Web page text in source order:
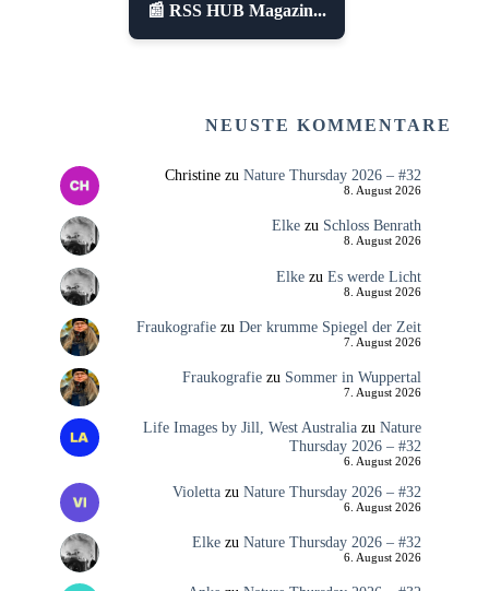
📰 RSS HUB Magazin...
NEUSTE KOMMENTARE
Christinezu Nature Thursday 2026 – #32
8. August 2026
Elkezu Schloss Benrath
8. August 2026
Elkezu Es werde Licht
8. August 2026
Fraukografiezu Der krumme Spiegel der Zeit
7. August 2026
Fraukografiezu Sommer in Wuppertal
7. August 2026
Life Images by Jill, West Australiazu Nature
Thursday 2026 – #32
6. August 2026
Violettazu Nature Thursday 2026 – #32
6. August 2026
Elkezu Nature Thursday 2026 – #32
6. August 2026